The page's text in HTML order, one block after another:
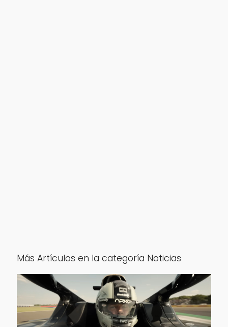
Más Artículos en la categoría Noticias